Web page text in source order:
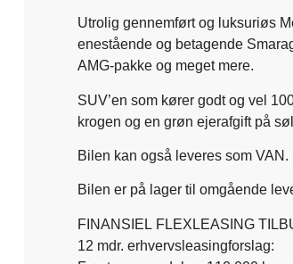
Utrolig gennemført og luksuriøs
enestående og betagende
AMG-pakke og meget mere.
SUV’en som kører godt og vel
krogen og en grøn ejerafgift på
Bilen kan også leveres som VAN.
Bilen er på lager til omgående
FINANSIEL FLEXLEASING
12 mdr. erhvervsleasingforslag: